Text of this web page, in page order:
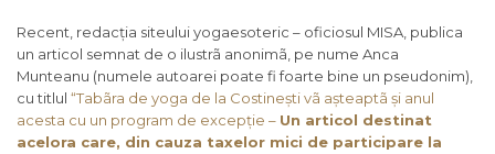
Recent, redacția siteului yogaesoteric – oficiosul MISA, publica
un articol semnat de o ilustrã anonimã, pe nume Anca
Munteanu (numele autoarei poate fi foarte bine un pseudonim),
cu titlul “Tabãra de yoga de la Costinești vã așteaptã și anul
acesta cu un program de excepție – Un articol destinat
acelora care, din cauza taxelor mici de participare la